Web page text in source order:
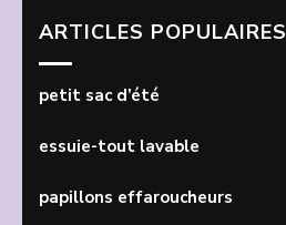
ARTICLES POPULAIRES
petit sac d’été
essuie-tout lavable
papillons effaroucheurs